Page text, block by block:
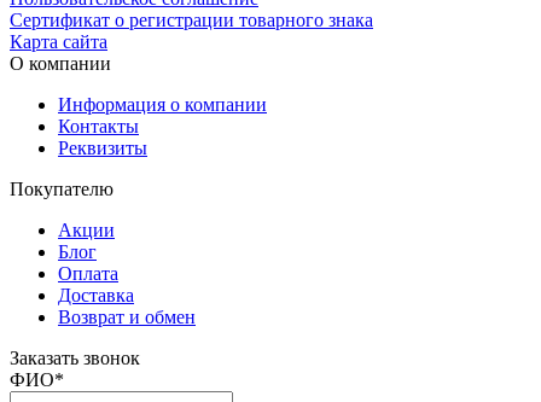
Сертификат о регистрации товарного знака
Карта сайта
О компании
Информация о компании
Контакты
Реквизиты
Покупателю
Акции
Блог
Оплата
Доставка
Возврат и обмен
Заказать звонок
ФИО*